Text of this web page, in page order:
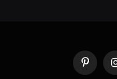
الانستغرامبينتيريست